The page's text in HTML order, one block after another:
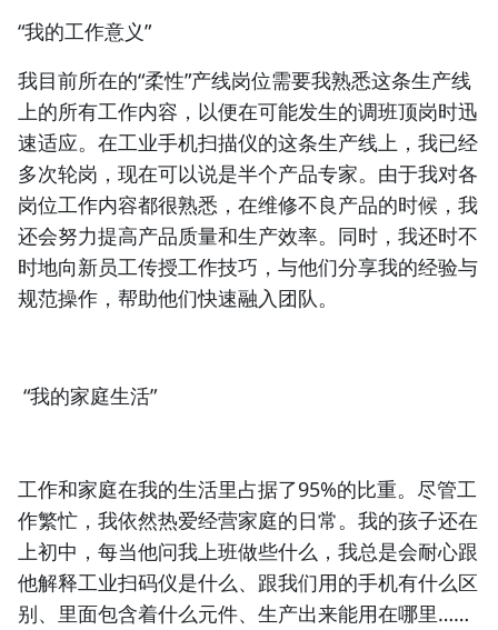
“我的工作意义”
我目前所在的“柔性”产线岗位需要我熟悉这条生产线
上的所有工作内容，以便在可能发生的调班顶岗时迅
速适应。在工业手机扫描仪的这条生产线上，我已经
多次轮岗，现在可以说是半个产品专家。由于我对各
岗位工作内容都很熟悉，在维修不良产品的时候，我
还会努力提高产品质量和生产效率。同时，我还时不
时地向新员工传授工作技巧，与他们分享我的经验与
规范操作，帮助他们快速融入团队。
“我的家庭生活”
工作和家庭在我的生活里占据了95%的比重。尽管工
作繁忙，我依然热爱经营家庭的日常。我的孩子还在
上初中，每当他问我上班做些什么，我总是会耐心跟
他解释工业扫码仪是什么、跟我们用的手机有什么区
别、里面包含着什么元件、生产出来能用在哪里……